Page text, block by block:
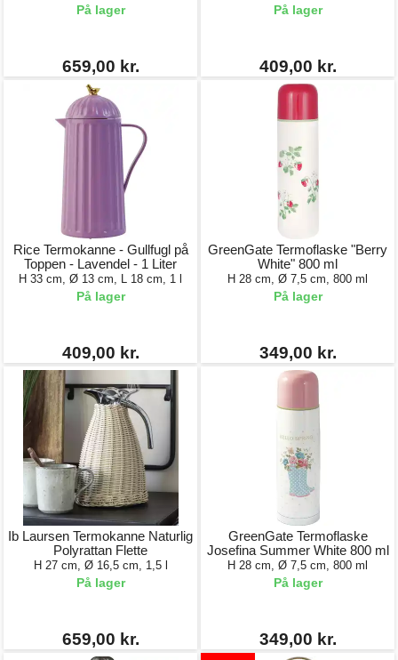
På lager
659,00 kr.
På lager
409,00 kr.
Rice Termokanne - Gullfugl på
Toppen - Lavendel - 1 Liter
H 33 cm, Ø 13 cm, L 18 cm, 1 l
På lager
409,00 kr.
GreenGate Termoflaske "Berry
White" 800 ml
H 28 cm, Ø 7,5 cm, 800 ml
På lager
349,00 kr.
Ib Laursen Termokanne Naturlig
Polyrattan Flette
H 27 cm, Ø 16,5 cm, 1,5 l
På lager
659,00 kr.
GreenGate Termoflaske
Josefina Summer White 800 ml
H 28 cm, Ø 7,5 cm, 800 ml
På lager
349,00 kr.